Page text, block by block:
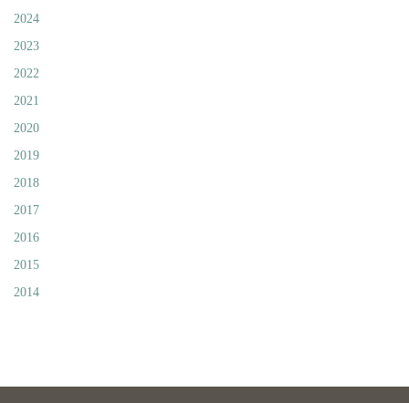
2024
2023
2022
2021
2020
2019
2018
2017
2016
2015
2014